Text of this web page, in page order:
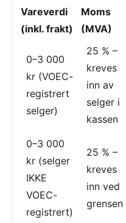
Vareverdi
(inkl. frakt)
Moms
(MVA)
0–3 000
kr (VOEC-
registrert
selger)
25 % –
kreves
inn av
selger i
kassen
0–3 000
kr (selger
IKKE
VOEC-
registrert)
25 % –
kreves
inn ved
grensen